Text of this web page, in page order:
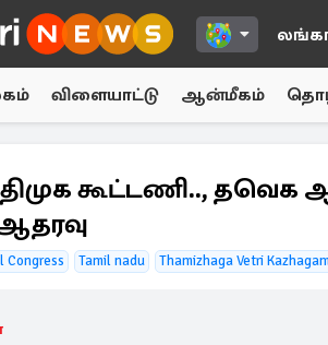
விளையாட்டு ஆன்மீகம்
கூட்டணி..,
Congress Tamil nadu Thamizhaga Vetri